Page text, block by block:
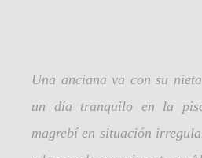
Una anciana va con su
un día tranquilo en la
magrebí en situación